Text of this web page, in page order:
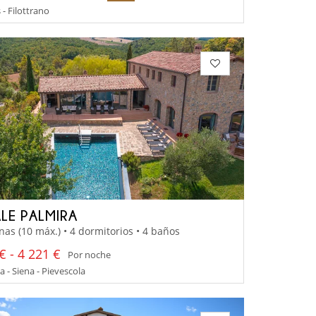
Filottrano
PALMIRA
(10 máx.) • 4 dormitorios • 4 baños
- 4 221 €
Por noche
- Siena - Pievescola